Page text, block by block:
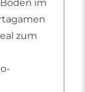
im
zum